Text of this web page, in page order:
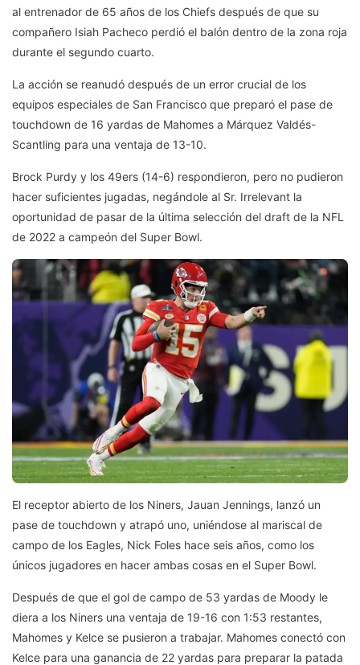
al entrenador de 65 años de los Chiefs después de que su
compañero Isiah Pacheco perdió el balón dentro de la zona roja
durante el segundo cuarto.
La acción se reanudó después de un error crucial de los
equipos especiales de San Francisco que preparó el pase de
touchdown de 16 yardas de Mahomes a Márquez Valdés-
Scantling para una ventaja de 13-10.
Brock Purdy y los 49ers (14-6) respondieron, pero no pudieron
hacer suficientes jugadas, negándole al Sr. Irrelevant la
oportunidad de pasar de la última selección del draft de la NFL
de 2022 a campeón del Super Bowl.
El receptor abierto de los Niners, Jauan Jennings, lanzó un
pase de touchdown y atrapó uno, uniéndose al mariscal de
campo de los Eagles, Nick Foles hace seis años, como los
únicos jugadores en hacer ambas cosas en el Super Bowl.
Después de que el gol de campo de 53 yardas de Moody le
diera a los Niners una ventaja de 19-16 con 1:53 restantes,
Mahomes y Kelce se pusieron a trabajar. Mahomes conectó con
Kelce para una ganancia de 22 yardas para preparar la patada